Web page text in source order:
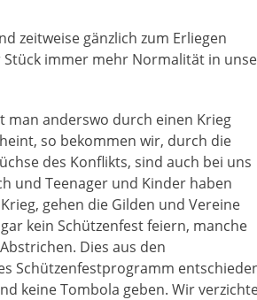
zeitweise gänzlich zum Erliegen
immer mehr Normalität in
anderswo durch einen Krieg
so bekommen wir, durch die
des Konflikts, sind auch bei uns
und Teenager und Kinder haben
gehen die Gilden und Vereine
kein Schützenfest feiern, manche
Dies aus den
Schützenfestprogramm
keine Tombola geben. Wir